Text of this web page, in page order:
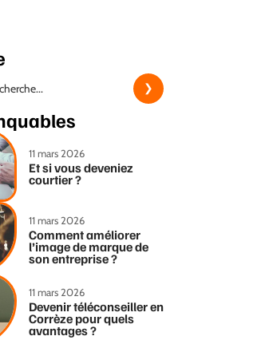
11 mars 2026
Et si vous deveniez
courtier ?
11 mars 2026
Comment améliorer
l’image de marque de
son entreprise ?
11 mars 2026
Devenir téléconseiller en
Corrèze pour quels
avantages ?